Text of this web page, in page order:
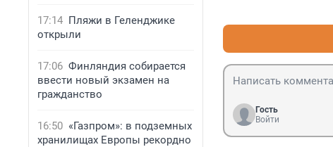
17:14 Пляжи в Геленджике
открыли
17:06 Финляндия собирается
ввести новый экзамен на
гражданство
16:50 «Газпром»: в подземных
хранилищах Европы рекордно
Гость
Войти